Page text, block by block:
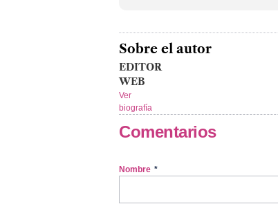
Sobre el autor
EDITOR
WEB
Ver
biografía
Comentarios
Nombre *